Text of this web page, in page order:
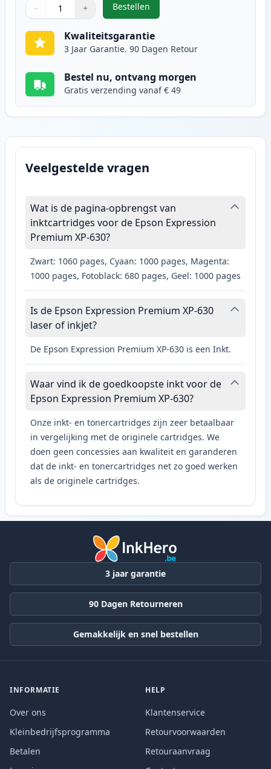
Gebruik de knoppen om aan te passen
− +
1
Bestellen
,Epson 33XL inktcartridge foto
Kwaliteitsgarantie
3 Jaar Garantie. 90 Dagen Retour
Bestel nu, ontvang morgen
Gratis verzending vanaf € 49
Veelgestelde vragen
Wat is de pagina-opbrengst van
inktcartridges voor de Epson Expression
Premium XP-630?
Zwart: 1060 pages, Cyaan: 1000 pages, Magenta:
1000 pages, Fotoblack: 680 pages, Geel: 1000 pages
Is de Epson Expression Premium XP-630
laser of inkjet?
De Epson Expression Premium XP-630 is een Inkt.
Waar vind ik de goedkoopste inkt voor de
Epson Expression Premium XP-630?
Onze inkt- en tonercartridges zijn zeer betaalbaar
in vergelijking met de originele cartridges. We
doen geen concessies aan kwaliteit en garanderen
dat de inkt- en tonercartridges net zo goed werken
als de originele cartridges.
3 jaar garantie
90 Dagen Retourneren
Gemakkelijk en snel bestellen
INFORMATIE
Over ons
Kleinbedrijfsprogramma
Betalen
HELP
Klantenservice
Retourvoorwaarden
Retouraanvraag